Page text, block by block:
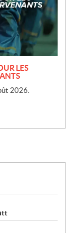
LES
2026.